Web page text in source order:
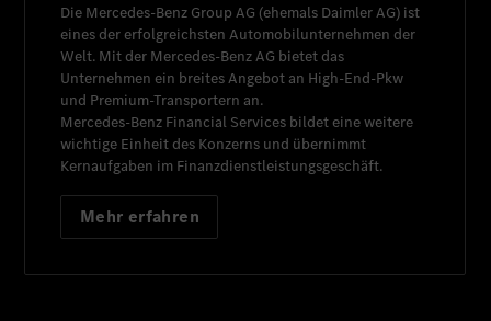
Die Mercedes-Benz Group AG (ehemals Daimler AG) ist
eines der erfolgreichsten Automobilunternehmen der
Welt. Mit der Mercedes-Benz AG bietet das
Unternehmen ein breites Angebot an High-End-Pkw
und Premium-Transportern an.
Mercedes-Benz Financial Services bildet eine weitere
wichtige Einheit des Konzerns und übernimmt
Kernaufgaben im Finanzdienstleistungsgeschäft.
Mehr erfahren